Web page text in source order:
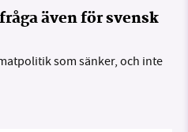
även för svensk
som sänker, och inte